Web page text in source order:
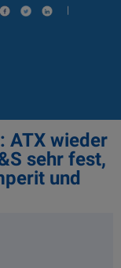
|
ATX wieder
sehr fest,
und